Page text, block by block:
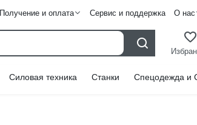
Получение и оплата Сервис и поддержка О нас
Силовая техника Станки Спецодежда и